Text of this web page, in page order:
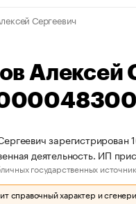
Сергеевич
зарегистрирован
деятельность. ИП
государственных
справочный характер и